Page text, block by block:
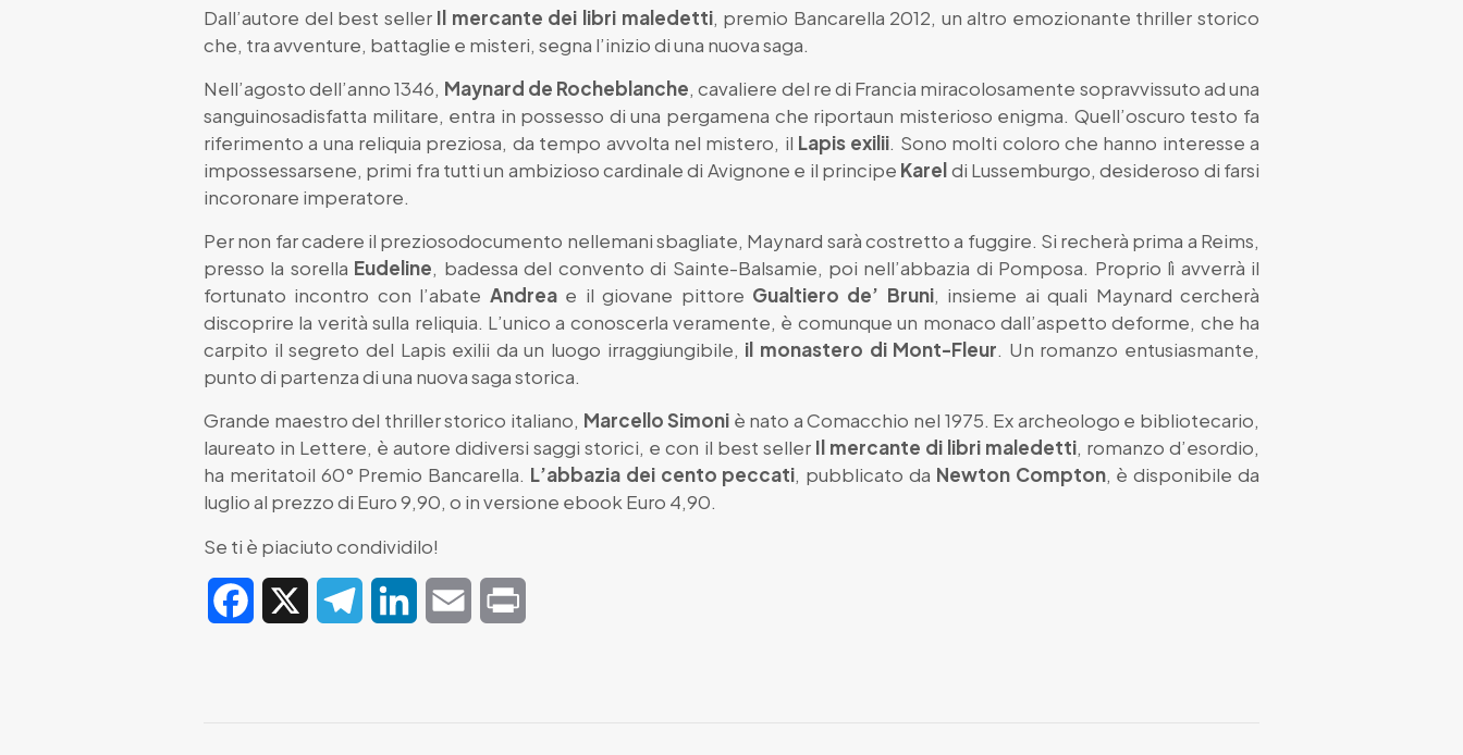
Dall’autore del best seller Il mercante dei libri maledetti, premio Bancarella 2012, un altro emozionante thriller storico
che, tra avventure, battaglie e misteri, segna l’inizio di una nuova saga.
Nell’agosto dell’anno 1346, Maynard de Rocheblanche, cavaliere del re di Francia miracolosamente sopravvissuto ad una
sanguinosadisfatta militare, entra in possesso di una pergamena che riportaun misterioso enigma. Quell’oscuro testo fa
riferimento a una reliquia preziosa, da tempo avvolta nel mistero, il Lapis exilii. Sono molti coloro che hanno interesse a
impossessarsene, primi fra tutti un ambizioso cardinale di Avignone e il principe Kareldi Lussemburgo, desideroso di farsi
incoronare imperatore.
Per non far cadere il preziosodocumento nellemani sbagliate, Maynard sarà costretto a fuggire. Si recherà prima a Reims,
presso la sorella Eudeline, badessa del convento di Sainte-Balsamie, poi nell’abbazia di Pomposa. Proprio lì avverrà il
fortunato incontro con l’abate Andreae il giovane pittore Gualtiero de’ Bruni, insieme ai quali Maynard cercherà
discoprire la verità sulla reliquia. L’unico a conoscerla veramente, è comunque un monaco dall’aspetto deforme, che ha
carpito il segreto del Lapis exilii da un luogo irraggiungibile, il monastero di Mont-Fleur. Un romanzo entusiasmante,
punto di partenza di una nuova saga storica.
Grande maestro del thriller storico italiano, Marcello Simoni è nato a Comacchio nel 1975. Ex archeologo e bibliotecario,
laureato in Lettere, è autore didiversi saggi storici, e con il best sellerIl mercante di libri maledetti, romanzo d’esordio,
ha meritatoil 60° Premio Bancarella. L’abbazia dei cento peccati, pubblicato da Newton Compton, è disponibile da
luglio al prezzo di Euro 9,90, o in versione ebook Euro 4,90.
Se ti è piaciuto condividilo!
Facebook TelegramLinkedIn Email